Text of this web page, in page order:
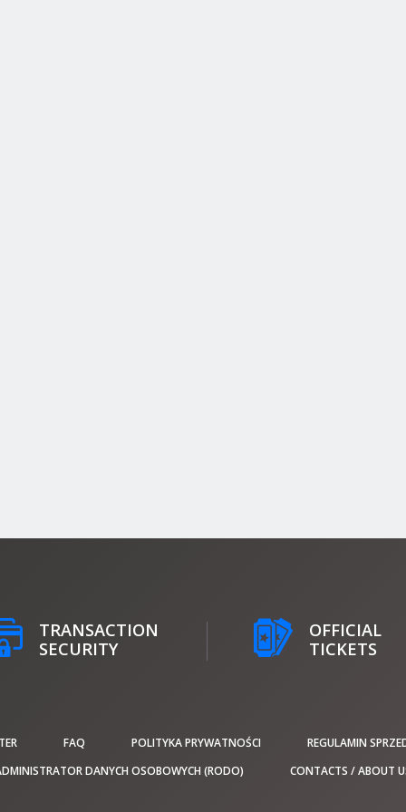
TRANSACTION
SECURITY
OFFICIAL
TICKETS
FAQ POLITYKA PRYWATNOŚCI
REGULAMIN
DANYCH OSOBOWYCH (RODO)
CONTACTS / ABOUT